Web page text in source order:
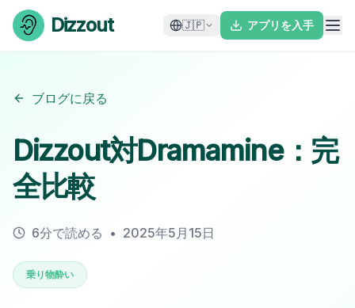
Skip to content
Dizzout 🇯🇵 アプリを入手
ブログに戻る
Dizzout対Dramamine：完
全比較
6分で読める • 2025年5月15日
乗り物酔い